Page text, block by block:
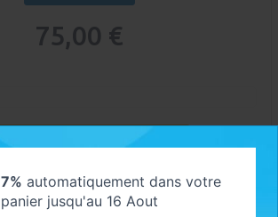
75,00 €
AJOUTER AU PANIER
automatiquement dans votre
panier jusqu'au 16 Aout